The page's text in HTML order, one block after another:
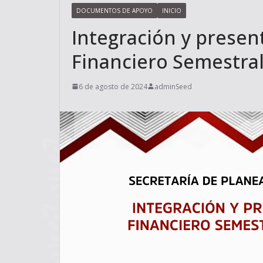
DOCUMENTOS DE APOYO INICIO
Integración y
Financiero
6 de agosto de 2024 adminSeed